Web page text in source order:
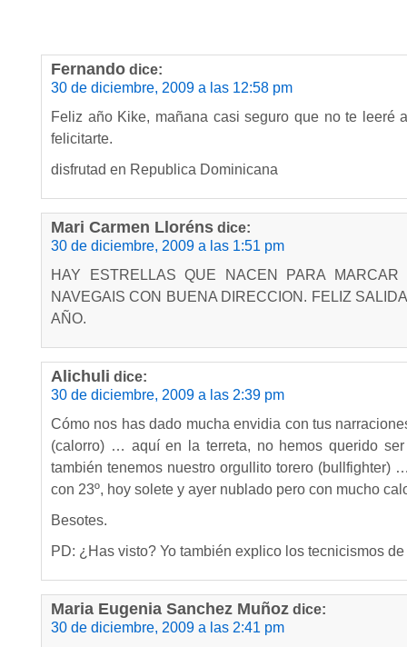
Fernando dice:
30 de diciembre, 2009 a las 12:58 pm
Feliz año Kike, mañana casi seguro que no te leeré
felicitarte.
disfrutad en Republica Dominicana
Mari Carmen Lloréns dice:
30 de diciembre, 2009 a las 1:51 pm
HAY ESTRELLAS QUE NACEN PARA MARCAR
NAVEGAIS CON BUENA DIRECCION. FELIZ
AÑO.
Alichuli dice:
30 de diciembre, 2009 a las 2:39 pm
Cómo nos has dado mucha envidia con tus
(calorro) … aquí en la terreta, no hemos querido
también tenemos nuestro orgullito torero (bullfighter)
con 23º, hoy solete y ayer nublado pero con mucho
Besotes.
PD: ¿Has visto? Yo también explico los tecnicismos
Maria Eugenia Sanchez Muñoz dice:
30 de diciembre, 2009 a las 2:41 pm